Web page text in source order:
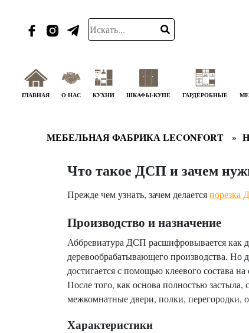
ГЛАВНАЯ О НАС КУХНИ ШКАФЫ-КУПЕ ГАРДЕРОБНЫЕ
МЕБЕЛЬНАЯ ФАБРИКА LECONFORT
Что такое ДСП и зачем
Прежде чем узнать, зачем делаетсяпорезка
Производство и назначение
Аббревиатура ДСП расшифровывается как
деревообрабатывающего производства.
достигается с помощью клеевого состава
После того, как основа полностью
межкомнатные двери, полки, перегородки,
Характеристики